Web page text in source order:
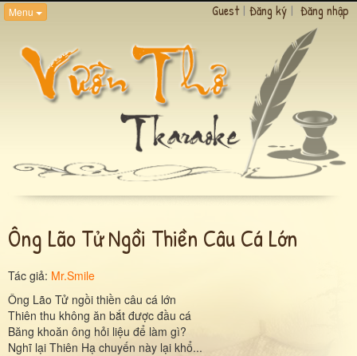
Menu Guest | Đăng ký | Đăng nhập
Ông Lão Tử Ngồi Thiền Câu Cá Lớn
Tác giả: Mr.Smile
Ông Lão Tử ngồi thiền câu cá lớn
Thiên thu không ăn bắt được đầu cá
Băng khoăn ông hỏi liệu để làm gì?
Nghĩ lại Thiên Hạ chuyến này lại khổ...